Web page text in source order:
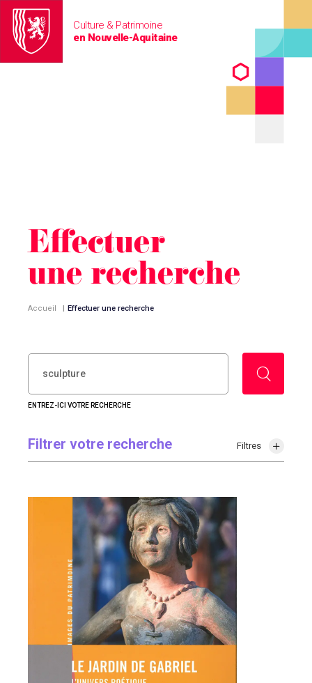
Culture & Patrimoine
en Nouvelle-Aquitaine
Effectuer
une recherche
Accueil | Effectuer une recherche
RECHERCHER :
ENTREZ-ICI VOTRE RECHERCHE
Filtrer votre recherche Filtres